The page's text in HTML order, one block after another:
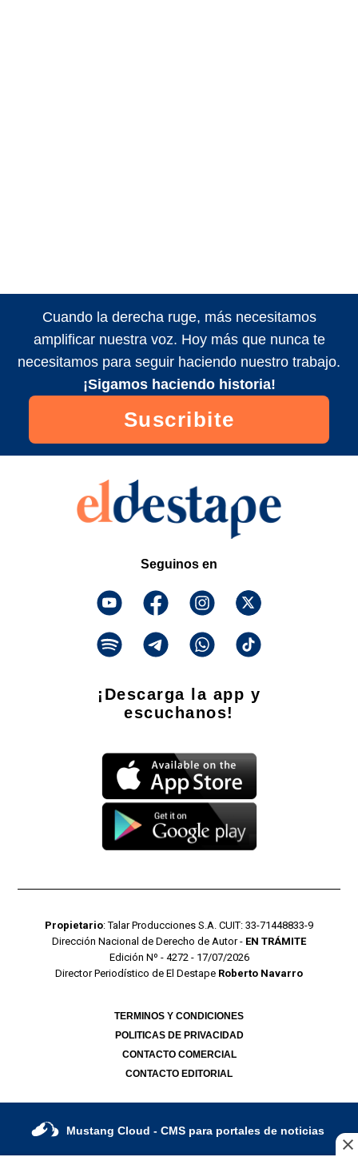
Cuando la derecha ruge, más necesitamos
amplificar nuestra voz. Hoy más que nunca te
necesitamos para seguir haciendo nuestro trabajo.
¡Sigamos haciendo historia!
Suscribite
Seguinos en
¡Descarga la app y
escuchanos!
Propietario: Talar Producciones S.A. CUIT: 33-71448833-9
Dirección Nacional de Derecho de Autor - EN TRÁMITE
Edición Nº - 4272 - 17/07/2026
Director Periodístico de El Destape Roberto Navarro
TERMINOS Y CONDICIONES
POLITICAS DE PRIVACIDAD
CONTACTO COMERCIAL
CONTACTO EDITORIAL
Mustang Cloud - CMS para portales de noticias